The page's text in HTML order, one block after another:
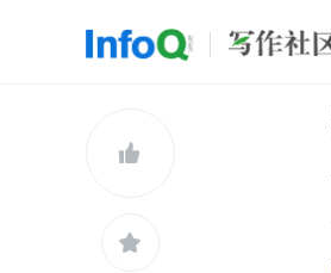
前端

